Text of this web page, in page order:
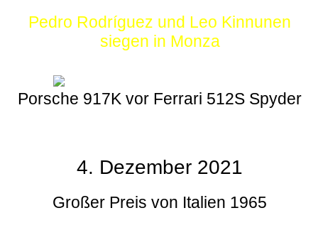
Pedro Rodríguez und Leo Kinnunen
siegen in Monza
Porsche 917K vor Ferrari 512S Spyder
4. Dezember 2021
Großer Preis von Italien 1965